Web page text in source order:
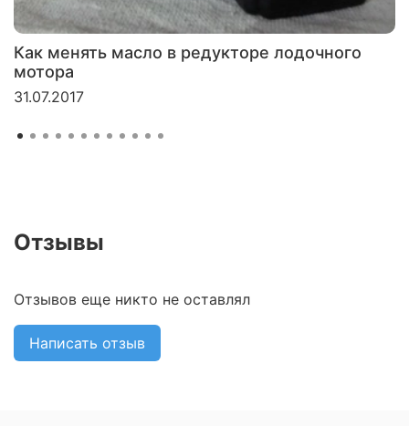
Как менять масло в редукторе лодочного
мотора
31.07.2017
Отзывы
Отзывов еще никто не оставлял
Написать отзыв